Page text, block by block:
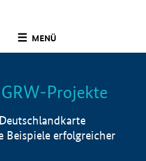
MENÜ
Info
Projekte
Beispiele erfolgreicher